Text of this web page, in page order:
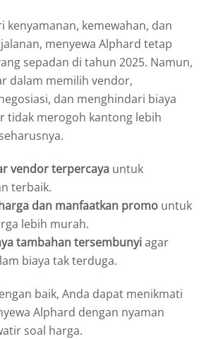
kenyamanan, kemewahan, dan
menyewa Alphard tetap
sepadan di tahun 2025. Namun,
dalam memilih vendor,
dan menghindari biaya
tidak merogoh kantong lebih
vendor terpercaya untuk
terbaik.
dan manfaatkan promo untuk
lebih murah.
tambahan tersembunyiagar
biaya tak terduga.
baik, Anda dapat menikmati
Alphard dengan nyaman
soal harga.